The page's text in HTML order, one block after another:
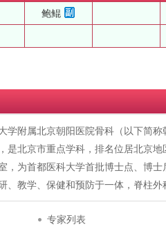
鲍鲲
学附属北京朝阳医院骨科（以下简
是北京市重点学科，排名位居北京
，为首都医科大学首批博士点、博
、教学、保健和预防于一体，脊柱
专家列表